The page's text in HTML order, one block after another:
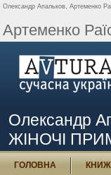
Олександр Апальков, Артеменко
Артеменко
Олександр
ЖІНОЧІ
ГОЛОВНА